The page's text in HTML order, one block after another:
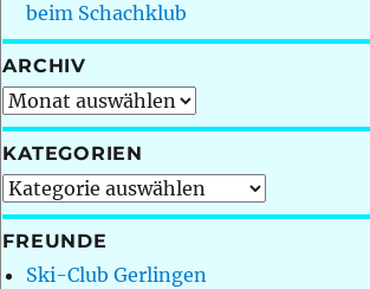
beim Schachklub
ARCHIV
Archiv
KATEGORIEN
Kategorien
FREUNDE
Ski-Club Gerlingen